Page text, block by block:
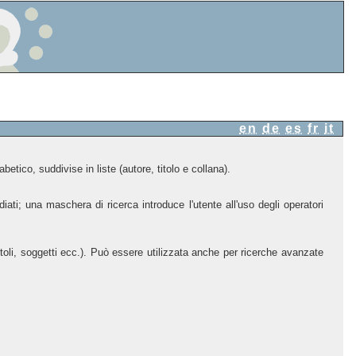
en de es fr it
suddivise in liste (autore, titolo e collana).
una maschera di ricerca introduce l'utente all'uso degli operatori
soggetti ecc.). Può essere utilizzata anche per ricerche avanzate